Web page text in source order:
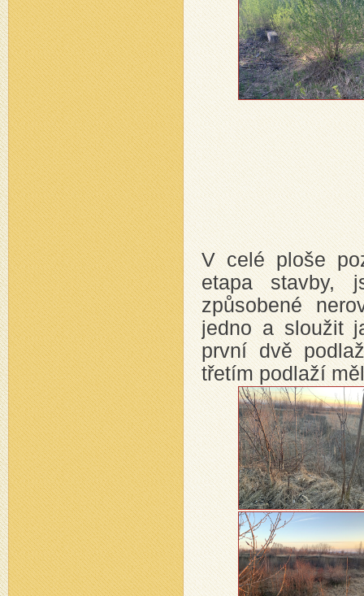
V celé ploše
etapa stavby,
způsobené
jedno a sloužit
první dvě
třetím podlaží